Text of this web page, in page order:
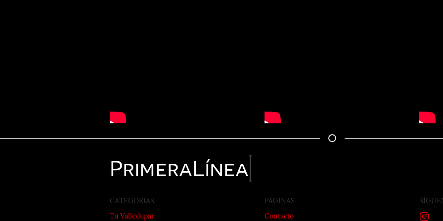
PrimeraLínea
CATEGORIAS
Tu Valledupar
PÁGINAS
Contacto